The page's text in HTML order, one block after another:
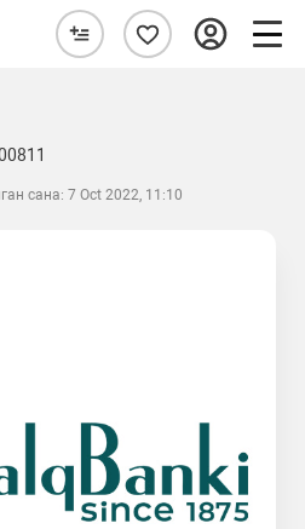
сана: 7 Oct 2022, 11:10